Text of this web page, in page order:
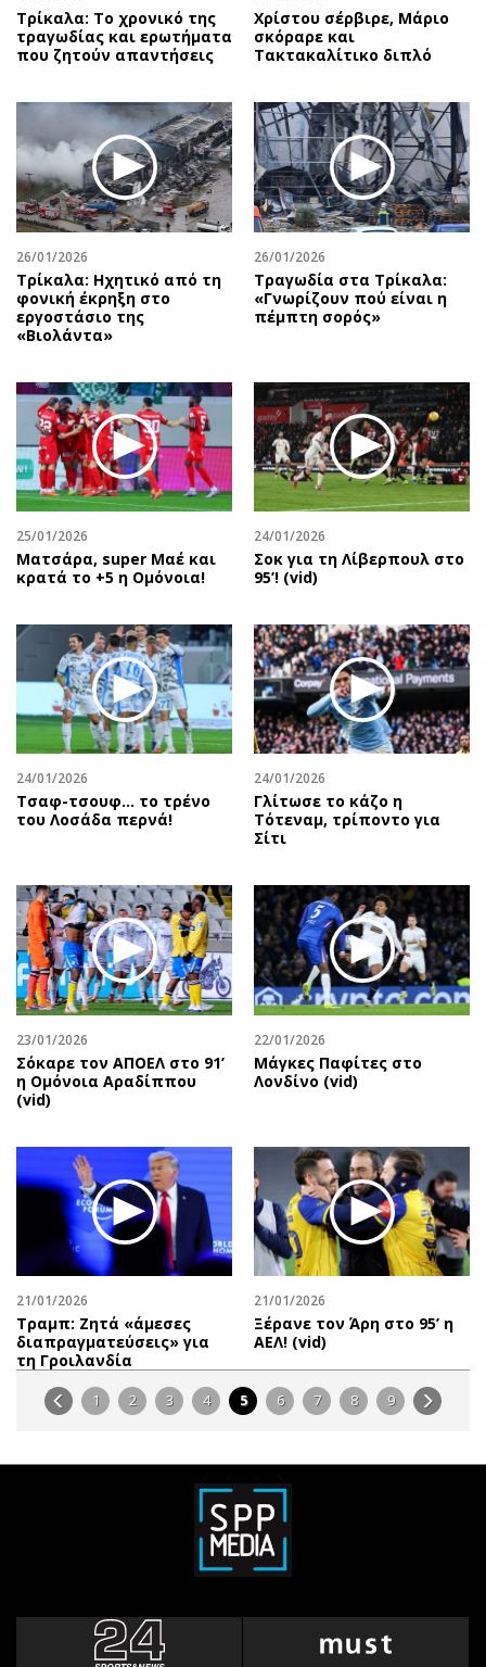
Τρίκαλα: Το χρονικό της
τραγωδίας και ερωτήματα
που ζητούν απαντήσεις
Χρίστου σέρβιρε, Μάριο
σκόραρε και
Τακτακαλίτικο διπλό
26/01/2026
Τρίκαλα: Ηχητικό από τη
φονική έκρηξη στο
εργοστάσιο της
«Βιολάντα»
26/01/2026
Τραγωδία στα Τρίκαλα:
«Γνωρίζουν πού είναι η
πέμπτη σορός»
25/01/2026
Mατσάρα, super Μαέ και
κρατά το +5 η Ομόνοια!
24/01/2026
Σοκ για τη Λίβερπουλ στο
95’! (vid)
24/01/2026
Τσαφ-τσουφ… το τρένο
του Λοσάδα περνά!
24/01/2026
Γλίτωσε το κάζο η
Τότεναμ, τρίποντο για
Σίτι
23/01/2026
Σόκαρε τον ΑΠΟΕΛ στο 91’
η Ομόνοια Αραδίππου
(vid)
22/01/2026
Μάγκες Παφίτες στο
Λονδίνο (vid)
21/01/2026
Τραμπ: Ζητά «άμεσες
διαπραγματεύσεις» για
τη Γροιλανδία
21/01/2026
Ξέρανε τον Άρη στο 95’ η
ΑΕΛ! (vid)
1 2 3 4 5 6 7 8 9